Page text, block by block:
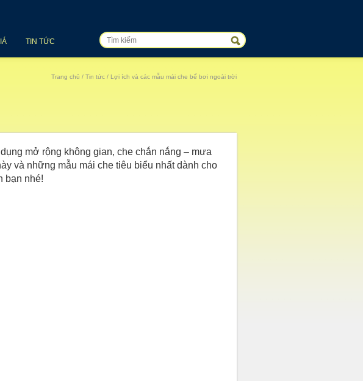
TIN TỨC
Trang chủ / Tin tức / Lợi ích và các mẫu mái che bể bơi ngoài trời
mở rộng không gian, che chắn nắng – mưa
và những mẫu mái che tiêu biểu nhất dành cho
bạn nhé!